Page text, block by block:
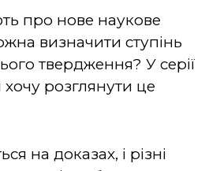
про нове наукове
визначити ступінь
твердження? У серії
хочу розглянути це
на доказах, і різні